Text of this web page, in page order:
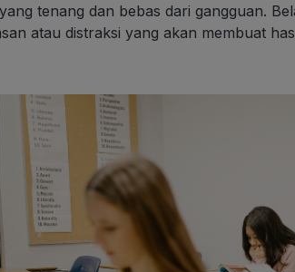
tenang dan bebas dari gangguan.
atau distraksi yang akan membuat